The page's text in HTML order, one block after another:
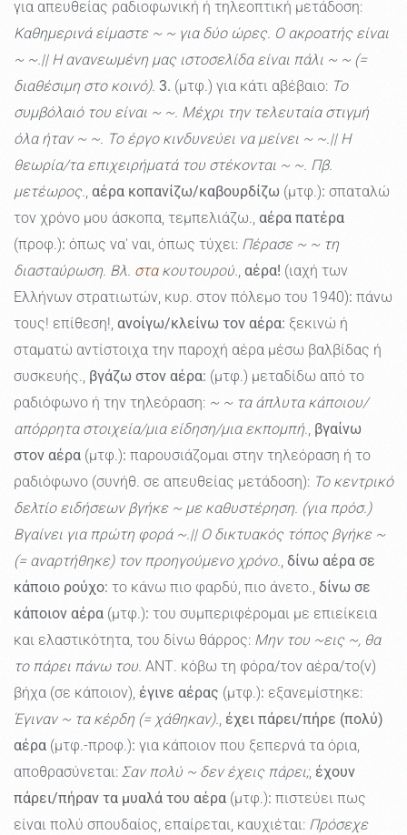
για απευθείας ραδιοφωνική ή τηλεοπτική μετάδοση:
Καθημερινά είμαστε ~ ~ για δύο ώρες. Ο ακροατής είναι
~ ~.|| Η ανανεωμένη μας ιστοσελίδα είναι πάλι ~ ~ (=
διαθέσιμη στο κοινό). 3. (μτφ.) για κάτι αβέβαιο: Το
συμβόλαιό του είναι ~ ~. Μέχρι την τελευταία στιγμή
όλα ήταν ~ ~. Το έργο κινδυνεύει να μείνει ~ ~.|| Η
θεωρία/τα επιχειρήματά του στέκονται ~ ~. Πβ.
μετέωρος., αέρα κοπανίζω/καβουρδίζω (μτφ.): σπαταλώ
τον χρόνο μου άσκοπα, τεμπελιάζω., αέρα πατέρα
(προφ.): όπως να' ναι, όπως τύχει: Πέρασε ~ ~ τη
διασταύρωση. Βλ. στακουτουρού., αέρα! (ιαχή των
Ελλήνων στρατιωτών, κυρ. στον πόλεμο του 1940): πάνω
τους! επίθεση!, ανοίγω/κλείνω τον αέρα: ξεκινώ ή
σταματώ αντίστοιχα την παροχή αέρα μέσω βαλβίδας ή
συσκευής., βγάζω στον αέρα: (μτφ.) μεταδίδω από το
ραδιόφωνο ή την τηλεόραση: ~ ~ τα άπλυτα κάποιου/
απόρρητα στοιχεία/μια είδηση/μια εκπομπή., βγαίνω
στον αέρα (μτφ.): παρουσιάζομαι στην τηλεόραση ή το
ραδιόφωνο (συνήθ. σε απευθείας μετάδοση): Το κεντρικό
δελτίο ειδήσεων βγήκε ~ με καθυστέρηση. (για πρόσ.)
Βγαίνει για πρώτη φορά ~.|| Ο δικτυακός τόπος βγήκε ~
(= αναρτήθηκε) τον προηγούμενο χρόνο., δίνω αέρα σε
κάποιο ρούχο: το κάνω πιο φαρδύ, πιο άνετο., δίνω σε
κάποιον αέρα (μτφ.): του συμπεριφέρομαι με επιείκεια
και ελαστικότητα, του δίνω θάρρος: Μην του ~εις ~, θα
το πάρει πάνω του. ΑΝΤ. κόβω τη φόρα/τον αέρα/το(ν)
βήχα (σε κάποιον), έγινε αέρας (μτφ.): εξανεμίστηκε:
Έγιναν ~ τα κέρδη (= χάθηκαν)., έχει πάρει/πήρε (πολύ)
αέρα (μτφ.-προφ.): για κάποιον που ξεπερνά τα όρια,
αποθρασύνεται: Σαν πολύ ~ δεν έχεις πάρει;, έχουν
πάρει/πήραν τα μυαλά του αέρα (μτφ.): πιστεύει πως
είναι πολύ σπουδαίος, επαίρεται, καυχιέται: Πρόσεχε